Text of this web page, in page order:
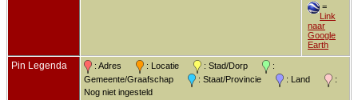
=
Link
naar
Google
Earth
Pin Legenda : Adres : Locatie : Stad/Dorp
:
Gemeente/Graafschap
: Staat/Provincie : Land
:
Nog niet ingesteld